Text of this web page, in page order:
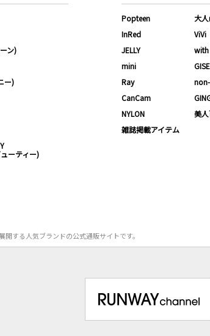
ン)
ー)
ーティー)
Popteen 大
InRed
ViVi
JELLY
with
mini
Ray
CanCam
NYLON
美
雑誌掲載アイテム
開する人気ブランドの公式通販サイトです。